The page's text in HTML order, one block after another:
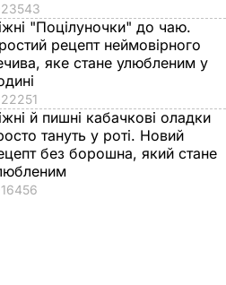
23543
"Поцілуночки" до чаю.
рецепт неймовірного
яке стане улюбленим у
22251
й пишні кабачкові оладки
тануть у роті. Новий
без борошна, який стане
16456